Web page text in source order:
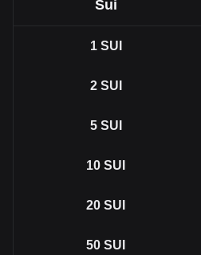
Sui
1 SUI
2 SUI
5 SUI
10 SUI
20 SUI
50 SUI